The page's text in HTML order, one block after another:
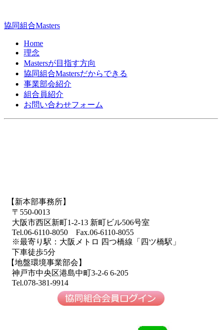
ー
協同組合Masters
Home
理念
Mastersが目指す方向
協同組合Mastersだからできる
事業部会紹介
組合員紹介
お問い合わせフォーム
【新本部事務所】
〒550-0013
大阪市西区新町1-2-13 新町ビル506号室
Tel.06-6110-8050 Fax.06-6110-8055
※最寄り駅：大阪メトロ 四つ橋線「四ツ橋駅」
下車徒歩5分
【地盤環境事業部会】
神戸市中央区港島中町3-2-6 6-205
Tel.078-381-9914